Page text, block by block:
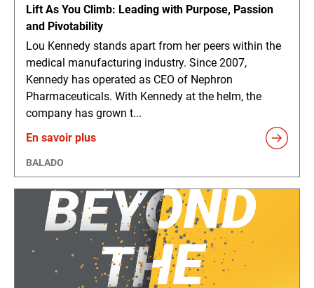
Lift As You Climb: Leading with Purpose, Passion
and Pivotability
Lou Kennedy stands apart from her peers within the
medical manufacturing industry. Since 2007,
Kennedy has operated as CEO of Nephron
Pharmaceuticals. With Kennedy at the helm, the
company has grown t...
En savoir plus
BALADO